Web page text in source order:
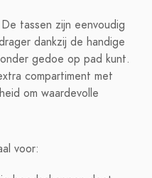
De tassen zijn eenvoudig
dankzij de handige
gedoe op pad kunt.
compartiment met
om waardevolle
voor: